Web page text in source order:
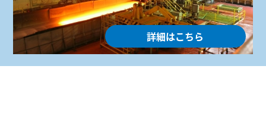
詳細はこちら